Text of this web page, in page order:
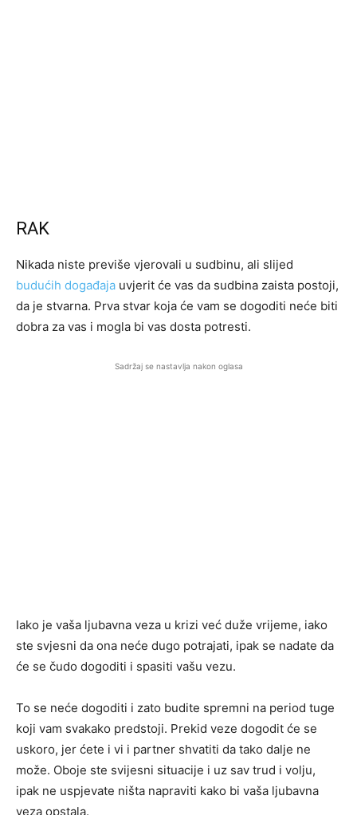
RAK
Nikada niste previše vjerovali u sudbinu, ali slijed
budućih događaja uvjerit će vas da sudbina zaista postoji,
da je stvarna. Prva stvar koja će vam se dogoditi neće biti
dobra za vas i mogla bi vas dosta potresti.
Sadržaj se nastavlja nakon oglasa
Iako je vaša ljubavna veza u krizi već duže vrijeme, iako
ste svjesni da ona neće dugo potrajati, ipak se nadate da
će se čudo dogoditi i spasiti vašu vezu.
To se neće dogoditi i zato budite spremni na period tuge
koji vam svakako predstoji. Prekid veze dogodit će se
uskoro, jer ćete i vi i partner shvatiti da tako dalje ne
može. Oboje ste svijesni situacije i uz sav trud i volju,
ipak ne uspjevate ništa napraviti kako bi vaša ljubavna
veza opstala.